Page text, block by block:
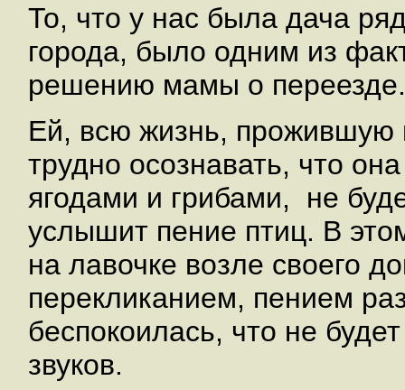
То, что у нас была дача
города, было одним из
решению мамы о переезде.
Ей, всю жизнь, прожившую
трудно осознавать, что
ягодами и грибами, не
услышит пение птиц. В
на лавочке возле своего
перекликанием, пением
беспокоилась, что не
звуков.